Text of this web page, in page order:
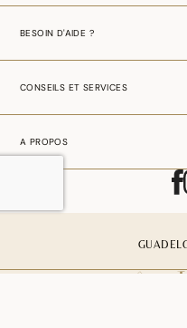
BESOIN D'AIDE ?
CONSEILS ET SERVICES
A PROPOS